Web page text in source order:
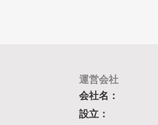
運営会社
会社名：
設立：